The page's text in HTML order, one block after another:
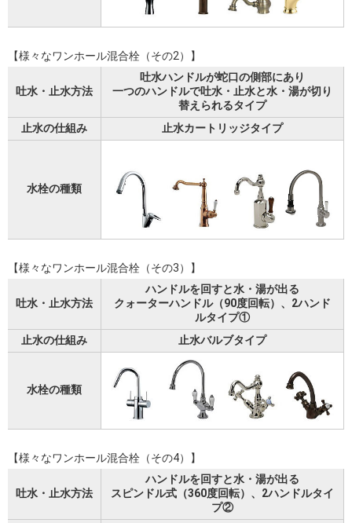
【様々なワンホール混合栓（その2）】
吐水・止水方法
吐水ハンドルが蛇口の側部にあり
一つのハンドルで吐水・止水と水・湯が切り
替えられるタイプ
止水の仕組み
止水カートリッジタイプ
水栓の種類
【様々なワンホール混合栓（その3）】
吐水・止水方法
ハンドルを回すと水・湯が出る
クォーターハンドル（90度回転）、2ハンド
ルタイプ①
止水の仕組み
止水バルブタイプ
水栓の種類
【様々なワンホール混合栓（その4）】
吐水・止水方法
ハンドルを回すと水・湯が出る
スピンドル式（360度回転）、2ハンドルタイ
プ②